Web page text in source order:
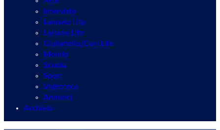
Interviste
Lanuvio Life
Lariano Life
Giulianello/Cori Life
Mondo
Scuola
Sport
Videoteca
Annunci
Archivio